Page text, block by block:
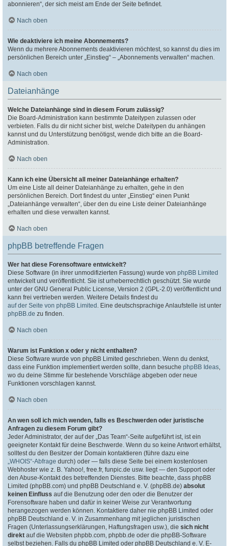
abonnieren“, der sich meist am Ende der Seite befindet.
Nach oben
Wie deaktiviere ich meine Abonnements?
Wenn du mehrere Abonnements deaktivieren möchtest, so kannst du dies im
persönlichen Bereich unter „Einstieg“ – „Abonnements verwalten“ machen.
Nach oben
Dateianhänge
Welche Dateianhänge sind in diesem Forum zulässig?
Die Board-Administration kann bestimmte Dateitypen zulassen oder
verbieten. Falls du dir nicht sicher bist, welche Dateitypen du anhängen
kannst und du Unterstützung benötigst, wende dich bitte an die Board-
Administration.
Nach oben
Kann ich eine Übersicht all meiner Dateianhänge erhalten?
Um eine Liste all deiner Dateianhänge zu erhalten, gehe in den
persönlichen Bereich. Dort findest du unter „Einstieg“ einen Punkt
„Dateianhänge verwalten“, über den du eine Liste deiner Dateianhänge
erhalten und diese verwalten kannst.
Nach oben
phpBB betreffende Fragen
Wer hat diese Forensoftware entwickelt?
Diese Software (in ihrer unmodifizierten Fassung) wurde von phpBB Limited
entwickelt und veröffentlicht. Sie ist urheberrechtlich geschützt. Sie wurde
unter der GNU General Public License, Version 2 (GPL-2.0) veröffentlicht und
kann frei vertrieben werden. Weitere Details findest du
auf der Seite von phpBB Limited . Eine deutschsprachige Anlaufstelle ist unter
phpBB.de zu finden.
Nach oben
Warum ist Funktion x oder y nicht enthalten?
Diese Software wurde von phpBB Limited geschrieben. Wenn du denkst,
dass eine Funktion implementiert werden sollte, dann besuche phpBB Ideas,
wo du deine Stimme für bestehende Vorschläge abgeben oder neue
Funktionen vorschlagen kannst.
Nach oben
An wen soll ich mich wenden, falls es Beschwerden oder juristische
Anfragen zu diesem Forum gibt?
Jeder Administrator, der auf der „Das Team“-Seite aufgeführt ist, ist ein
geeigneter Kontakt für deine Beschwerde. Wenn du so keine Antwort erhältst,
solltest du den Besitzer der Domain kontaktieren (führe dazu eine
„WHOIS“-Abfrage durch) oder — falls diese Seite bei einem kostenlosen
Webhoster wie z. B. Yahoo!, free.fr, funpic.de usw. liegt — den Support oder
den Abuse-Kontakt des betreffenden Dienstes. Bitte beachte, dass phpBB
Limited (phpBB.com) und phpBB Deutschland e. V. (phpBB.de) absolut
keinen Einfluss auf die Benutzung oder den oder die Benutzer der
Forensoftware haben und dafür in keiner Weise zur Verantwortung
herangezogen werden können. Kontaktiere daher nie phpBB Limited oder
phpBB Deutschland e. V. in Zusammenhang mit jeglichen juristischen
Fragen (Unterlassungserklärungen, Haftungsfragen usw.), die sich nicht
direkt auf die Websiten phpbb.com, phpbb.de oder die phpBB-Software
selbst beziehen. Falls du phpBB Limited oder phpBB Deutschland e. V. E-